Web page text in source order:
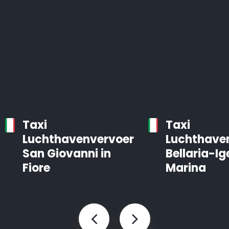
Taxi
Luchthavenvervoer
San Giovanni in
Fiore
Taxi
Bellaria-
Marina